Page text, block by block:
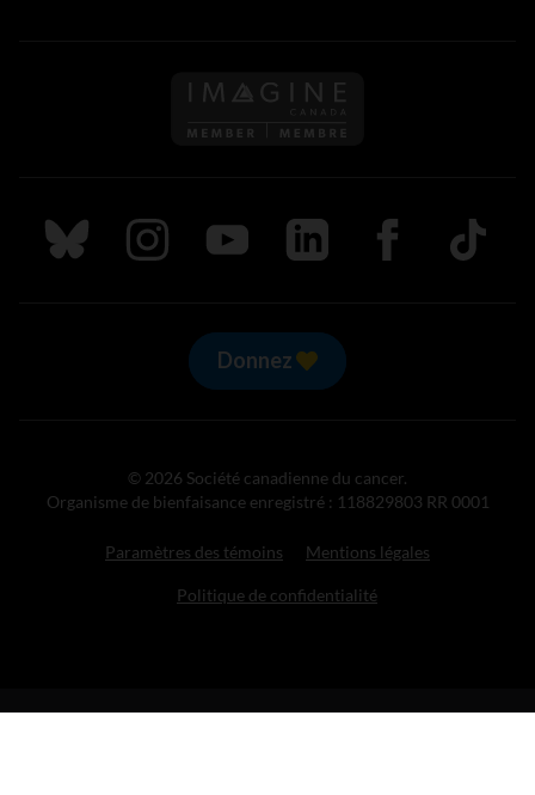
Suivez nous sur Bluesky
Suivez nous sur Instagram
Suivez nous sur Youtube
Suivez nous sur LinkedIn
Suivez nous sur
TikTok
Donnez
© 2026 Société canadienne du cancer.
Organisme de bienfaisance enregistré : 118829803 RR 0001
Paramètres des témoins Mentions légales
Politique de confidentialité